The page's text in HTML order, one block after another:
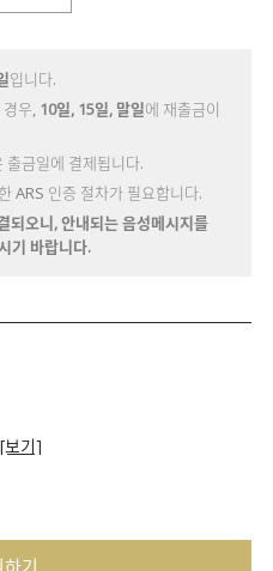
입니다.
우, 10일, 15일, 말일에 재출금이
금일에 결제됩니다.
ARS 인증 절차가 필요합니다.
되오니, 안내되는 음성메시지를
기 바랍니다.
[보기]
기